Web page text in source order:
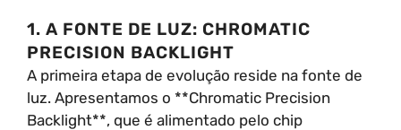
1. A FONTE DE LUZ: CHROMATIC
PRECISION BACKLIGHT
A primeira etapa de evolução reside na fonte de
luz. Apresentamos o **Chromatic Precision
Backlight**, que é alimentado pelo chip